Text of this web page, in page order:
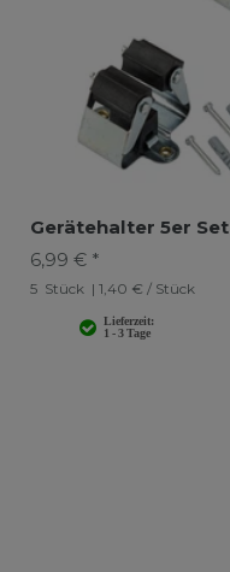
Gerätehalter 5er Set
6,99 € *
5 Stück | 1,40 € / Stück